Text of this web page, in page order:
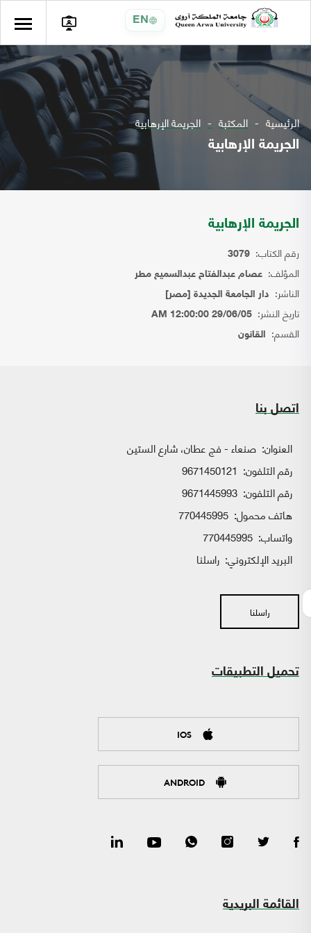
EN
الرئيسية المكتبة الجريمة الإرهابية
الجريمة الإرهابية
الجريمة الإرهابية
رقم الكتاب: 3079
المؤلف: عصام عبدالفتاح عبدالسميع مطر
الناشر: دار الجامعة الجديدة [مصر]
تاريخ النشر: 29/06/05 12:00:00 AM
القسم: القانون
اتصل بنا
العنوان: صنعاء - فج عطان، شارع الستين
رقم التلفون: 9671450121
رقم التلفون: 9671445993
هاتف محمول: 770445995
واتساب:
البريد الإلكتروني: راسلنا
راسلنا
تحميل التطبيقات
IOS
ANDROID
القائمة البريدية